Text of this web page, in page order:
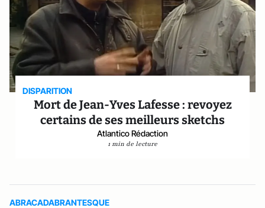
DISPARITION
Mort de Jean-Yves Lafesse : revoyez
certains de ses meilleurs sketchs
Atlantico Rédaction
1 min de lecture
ABRACADABRANTESQUE